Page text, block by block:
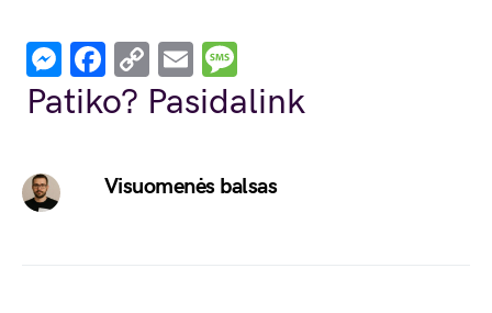
Messenger
Facebook
Copy
Link
Email
Patiko? Pasidalink
Visuomenės balsas